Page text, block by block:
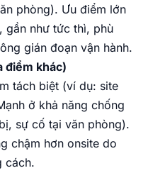
phòng). Ưu điểm lớn
gần như tức thì, phù
gián đoạn vận hành.
điểm khác)
tách biệt (ví dụ: site
ở khả năng chống
sự cố tại văn phòng).
chậm hơn onsite do
cách.